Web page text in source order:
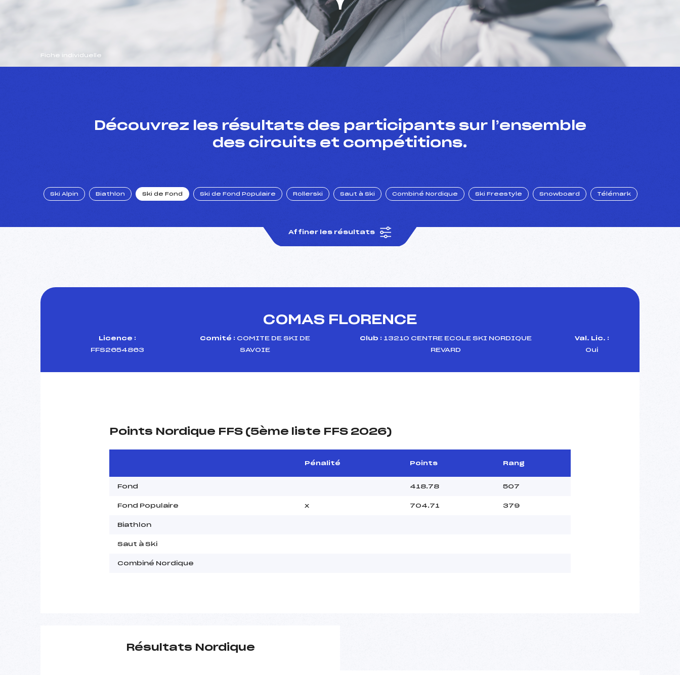
Fiche individuelle
Découvrez les résultats des participants sur l’ensemble
des circuits et compétitions.
Ski Alpin Biathlon Ski de Fond Ski de Fond Populaire Rollerski Saut à Ski Combiné Nordique Ski Freestyle Snowboard Télémark
Affiner les résultats
COMAS FLORENCE
Licence :
FFS2654863
Comité : COMITE DE SKI DE
SAVOIE
Club : 13210 CENTRE ECOLE SKI NORDIQUE
REVARD
Val. Lic. :
Oui
Points Nordique FFS (5ème liste FFS 2026)
Pénalité Points Rang
Fond 418.78 507
Fond Populaire x 704.71 379
Biathlon
Saut à Ski
Combiné Nordique
Résultats Nordique